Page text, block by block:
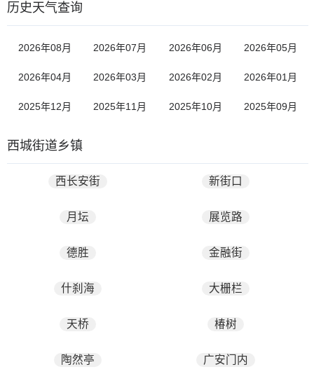
历史天气查询
2026年08月 2026年07月 2026年06月 2026年05月
2026年04月 2026年03月 2026年02月 2026年01月
2025年12月 2025年11月 2025年10月 2025年09月
西城街道乡镇
西长安街 新街口
月坛 展览路
德胜 金融街
什刹海 大栅栏
天桥 椿树
陶然亭 广安门内